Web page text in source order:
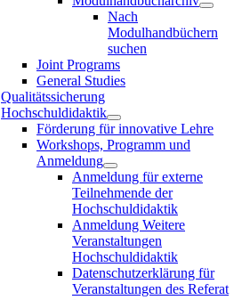
Nach
Modulhandbüchern
suchen
Joint Programs
General Studies
Qualitätssicherung
Hochschuldidaktik
Förderung für innovative Lehre
Workshops, Programm und
Anmeldung
Anmeldung für externe
Teilnehmende der
Hochschuldidaktik
Anmeldung Weitere
Veranstaltungen
Hochschuldidaktik
Datenschutzerklärung für
Veranstaltungen des Referat